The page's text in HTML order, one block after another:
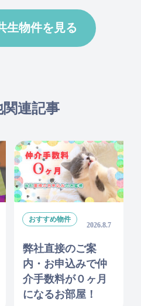
生物件を見る
連記事
おすすめ物件
2026.8.7
弊社直接のご案
内・お申込みで仲
介手数料が０ヶ月
になるお部屋！